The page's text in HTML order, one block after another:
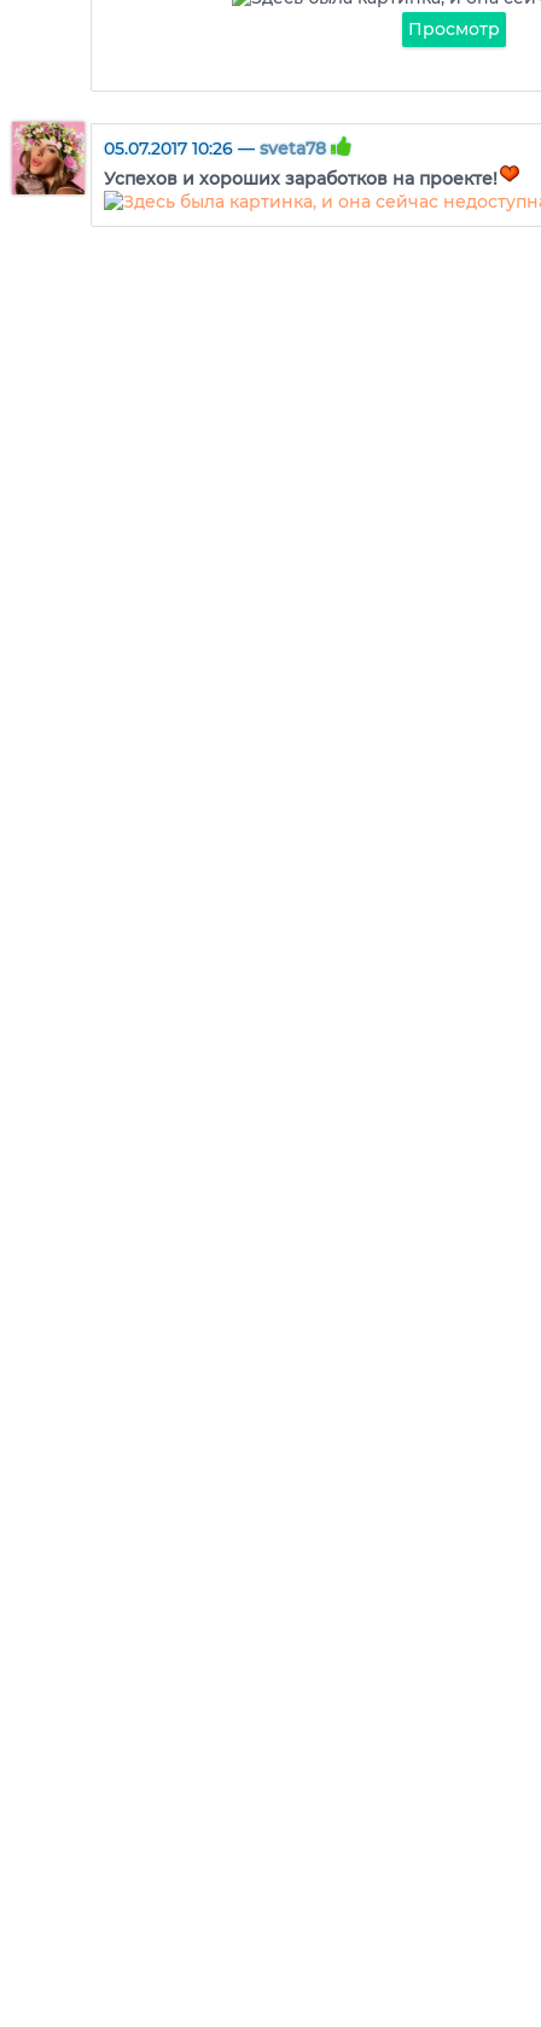
Просмотр
05.07.2017 10:26 — sveta78
Успехов и хороших заработков на проекте!